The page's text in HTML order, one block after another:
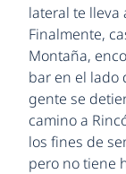
lateral te lleva
Finalmente,
Montaña,
bar en el lado
gente se
camino a
los fines de
pero no tiene